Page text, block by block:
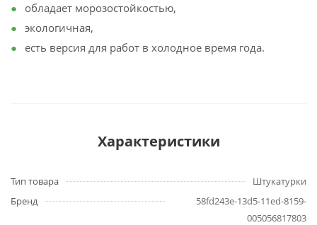
обладает морозостойкостью,
экологичная,
есть версия для работ в холодное время года.
Характеристики
Тип товара
Штукатурки
Бренд
58fd243e-13d5-11ed-8159-
005056817803